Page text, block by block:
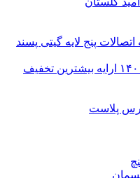
پنج لایه گیتی پسند
لیست قیمت سوپرپایپ ۱۴۰۰ ارایه بیشترین تخفیف
پلاست